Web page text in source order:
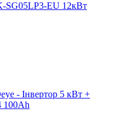
SG05LP3-EU 12кВт